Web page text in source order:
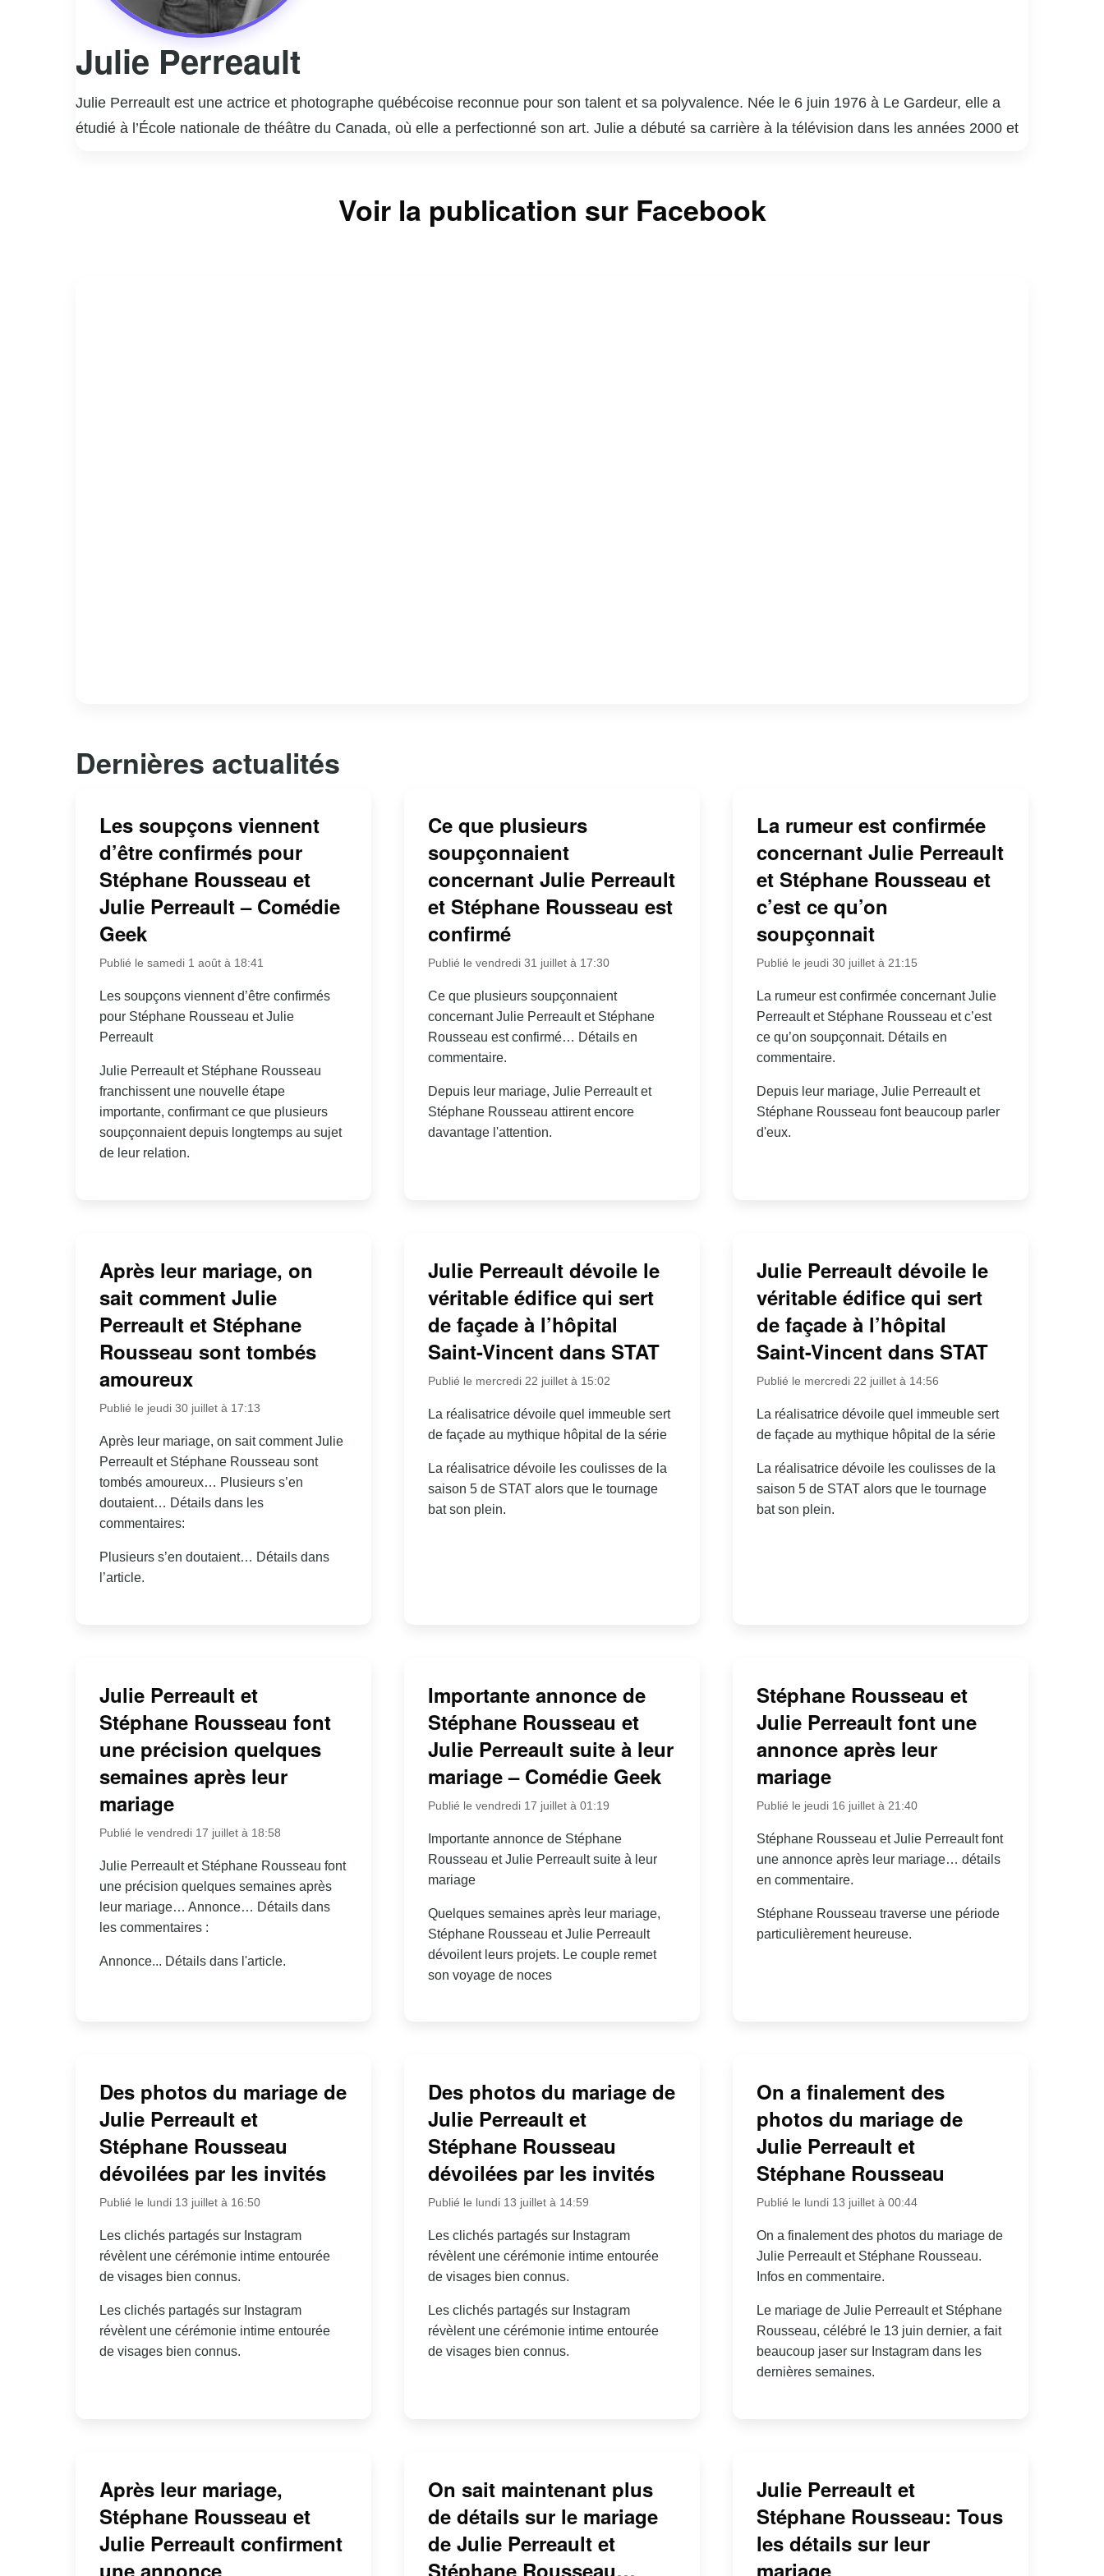
Julie Perreault
Julie Perreault est une actrice et photographe québécoise reconnue pour son talent et sa polyvalence. Née le 6 juin 1976 à Le Gardeur, elle a
étudié à l’École nationale de théâtre du Canada, où elle a perfectionné son art. Julie a débuté sa carrière à la télévision dans les années 2000 et
des paysages, a été exposé dans diverses galeries et a reçu des critiques élogieuses. Sa double carrière témoigne de sa créativité et de son
Voir la publication sur Facebook
Dernières actualités
Les soupçons viennent
d’être confirmés pour
Stéphane Rousseau et
Julie Perreault – Comédie
Geek
Publié le samedi 1 août à 18:41
Les soupçons viennent d’être confirmés
pour Stéphane Rousseau et Julie
Perreault
Julie Perreault et Stéphane Rousseau
franchissent une nouvelle étape
importante, confirmant ce que plusieurs
soupçonnaient depuis longtemps au sujet
de leur relation.
Ce que plusieurs
soupçonnaient
concernant Julie Perreault
et Stéphane Rousseau est
confirmé
Publié le vendredi 31 juillet à 17:30
Ce que plusieurs soupçonnaient
concernant Julie Perreault et Stéphane
Rousseau est confirmé… Détails en
commentaire.
Depuis leur mariage, Julie Perreault et
Stéphane Rousseau attirent encore
davantage l'attention.
La rumeur est confirmée
concernant Julie Perreault
et Stéphane Rousseau et
c’est ce qu’on
soupçonnait
Publié le jeudi 30 juillet à 21:15
La rumeur est confirmée concernant Julie
Perreault et Stéphane Rousseau et c’est
ce qu’on soupçonnait. Détails en
commentaire.
Depuis leur mariage, Julie Perreault et
Stéphane Rousseau font beaucoup parler
d'eux.
Après leur mariage, on
sait comment Julie
Perreault et Stéphane
Rousseau sont tombés
amoureux
Publié le jeudi 30 juillet à 17:13
Après leur mariage, on sait comment Julie
Perreault et Stéphane Rousseau sont
tombés amoureux… Plusieurs s’en
doutaient… Détails dans les
commentaires:
Plusieurs s’en doutaient… Détails dans
l’article.
Julie Perreault dévoile le
véritable édifice qui sert
de façade à l’hôpital
Saint-Vincent dans STAT
Publié le mercredi 22 juillet à 15:02
La réalisatrice dévoile quel immeuble sert
de façade au mythique hôpital de la série
La réalisatrice dévoile les coulisses de la
saison 5 de STAT alors que le tournage
bat son plein.
Julie Perreault dévoile le
véritable édifice qui sert
de façade à l’hôpital
Saint-Vincent dans STAT
Publié le mercredi 22 juillet à 14:56
La réalisatrice dévoile quel immeuble sert
de façade au mythique hôpital de la série
La réalisatrice dévoile les coulisses de la
saison 5 de STAT alors que le tournage
bat son plein.
Julie Perreault et
Stéphane Rousseau font
une précision quelques
semaines après leur
mariage
Publié le vendredi 17 juillet à 18:58
Julie Perreault et Stéphane Rousseau font
une précision quelques semaines après
leur mariage… Annonce… Détails dans
les commentaires :
Annonce... Détails dans l'article.
Importante annonce de
Stéphane Rousseau et
Julie Perreault suite à leur
mariage – Comédie Geek
Publié le vendredi 17 juillet à 01:19
Importante annonce de Stéphane
Rousseau et Julie Perreault suite à leur
mariage
Quelques semaines après leur mariage,
Stéphane Rousseau et Julie Perreault
dévoilent leurs projets. Le couple remet
son voyage de noces
Stéphane Rousseau et
Julie Perreault font une
annonce après leur
mariage
Publié le jeudi 16 juillet à 21:40
Stéphane Rousseau et Julie Perreault font
une annonce après leur mariage… détails
en commentaire.
Stéphane Rousseau traverse une période
particulièrement heureuse.
Des photos du mariage de
Julie Perreault et
Stéphane Rousseau
dévoilées par les invités
Publié le lundi 13 juillet à 16:50
Les clichés partagés sur Instagram
révèlent une cérémonie intime entourée
de visages bien connus.
Les clichés partagés sur Instagram
révèlent une cérémonie intime entourée
de visages bien connus.
Des photos du mariage de
Julie Perreault et
Stéphane Rousseau
dévoilées par les invités
Publié le lundi 13 juillet à 14:59
Les clichés partagés sur Instagram
révèlent une cérémonie intime entourée
de visages bien connus.
Les clichés partagés sur Instagram
révèlent une cérémonie intime entourée
de visages bien connus.
On a finalement des
photos du mariage de
Julie Perreault et
Stéphane Rousseau
Publié le lundi 13 juillet à 00:44
On a finalement des photos du mariage de
Julie Perreault et Stéphane Rousseau.
Infos en commentaire.
Le mariage de Julie Perreault et Stéphane
Rousseau, célébré le 13 juin dernier, a fait
beaucoup jaser sur Instagram dans les
dernières semaines.
Après leur mariage,
Stéphane Rousseau et
Julie Perreault confirment
une annonce
On sait maintenant plus
de détails sur le mariage
de Julie Perreault et
Stéphane Rousseau…
Julie Perreault et
Stéphane Rousseau: Tous
les détails sur leur
mariage